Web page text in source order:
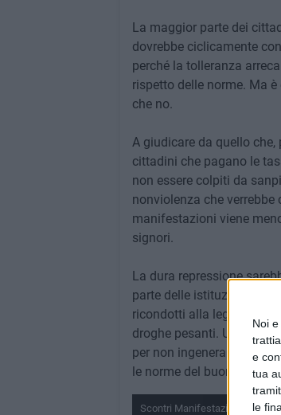
Noi
e
tua
le
La maggior parte dei
dovrebbe ciclicamente
perché la tolleranza
rispetto delle norme. Ma
che no.
A giudicare da quello
cittadini che pagano le
non essere colpiti da
nonviolenza che
manifestazioni viene
signori.
La dura repressione
parte delle istituzioni a
ricondotti alla legalità e,
droghe pesanti. Una
per non ingenerare l'idea
le norme del buon vivere
Scontri Manifestazione Roma